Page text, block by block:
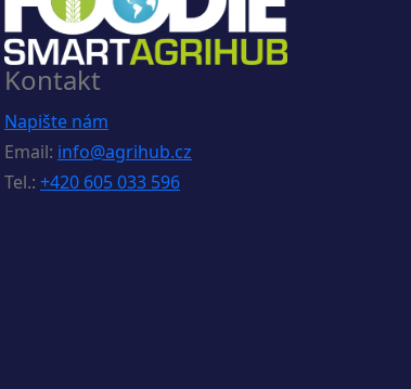
Kontakt
Napište nám
Email: info@agrihub.cz
Tel.: +420 605 033 596